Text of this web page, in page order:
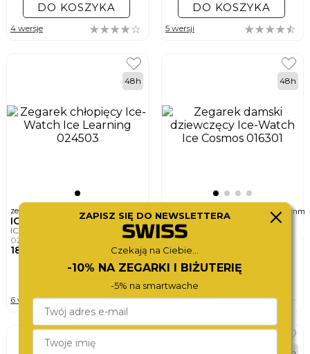
DO KOSZYKA
4 wersje
DO KOSZYKA
5 wersji
zegarek chłopięcy ø 28mm
ICE-WATCH
ICE LEARNING
024503
180,-
48h
6 wersji
zegarek damski dziewczęcyø 34mm
ICE-WATCH
ICE COSMOS
016301
460,-
48h
DO KOSZYKA
7 wersji
ZAPISZ SIĘ DO NEWSLETTERA
Czekają na Ciebie...
-10% NA ZEGARKI I BIŻUTERIĘ
-5% na smartwache